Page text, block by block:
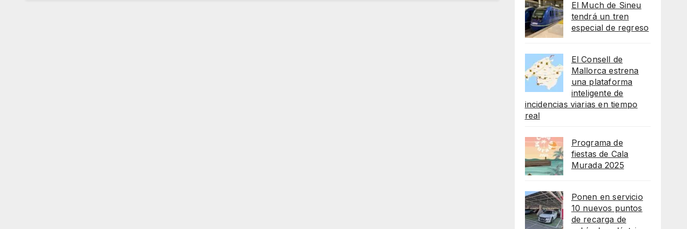
El Much de Sineu
tendrá un tren
especial de regreso
El Consell de
Mallorca estrena
una plataforma
inteligente de
incidencias viarias en tiempo
real
Programa de
fiestas de Cala
Murada 2025
Ponen en servicio
10 nuevos puntos
de recarga de